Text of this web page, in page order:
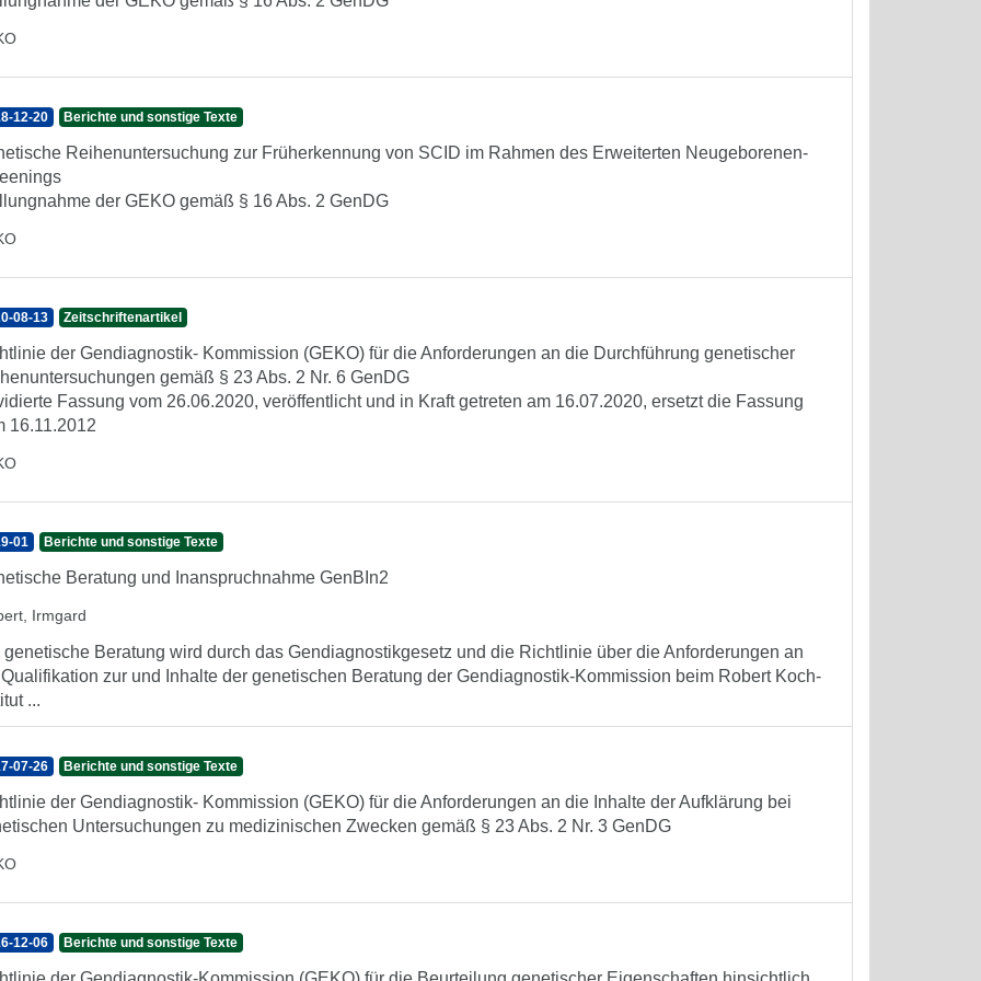
12-20 Berichte und sonstige Texte
Reihenuntersuchung zur Früherkennung von SCID im Rahmen des Erweiterten Neugeborenen-
der GEKO gemäß § 16 Abs. 2 GenDG
08-13 Zeitschriftenartikel
der Gendiagnostik- Kommission (GEKO) für die Anforderungen an die Durchführung genetischer
gemäß § 23 Abs. 2 Nr. 6 GenDG
Fassung vom 26.06.2020, veröffentlicht und in Kraft getreten am 16.07.2020, ersetzt die Fassung
16.11.2012
01 Berichte und sonstige Texte
Beratung und Inanspruchnahme GenBIn2
Irmgard
genetische Beratung wird durch das Gendiagnostikgesetz und die Richtlinie über die Anforderungen an
zur und Inhalte der genetischen Beratung der Gendiagnostik-Kommission beim Robert Koch-
...
07-26 Berichte und sonstige Texte
der Gendiagnostik- Kommission (GEKO) für die Anforderungen an die Inhalte der Aufklärung bei
Untersuchungen zu medizinischen Zwecken gemäß § 23 Abs. 2 Nr. 3 GenDG
12-06 Berichte und sonstige Texte